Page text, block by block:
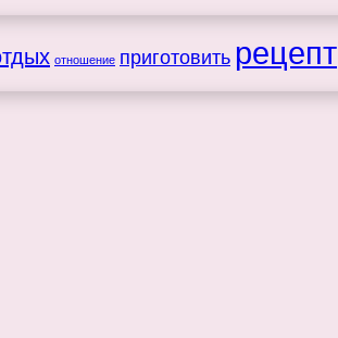
отношение приготовить рецепт